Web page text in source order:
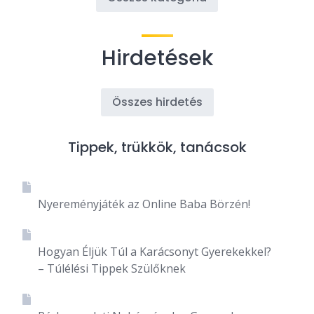
Hirdetések
Összes hirdetés
Tippek, trükkök, tanácsok
Nyereményjáték az Online Baba Börzén!
Hogyan Éljük Túl a Karácsonyt Gyerekekkel?
– Túlélési Tippek Szülőknek